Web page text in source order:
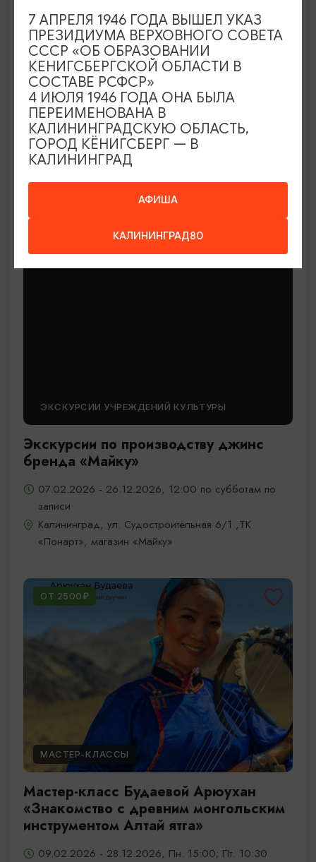
МАСТЕР-КЛАССЫ
Мастер-классы по керамике Елены
Бодяковой
Калининград, ул. Баранова, 45
ЭКСКУРСИИ УЧРЕЖДЕНИЙ КУЛЬТУРЫ
Экскурсии по производству джинс
бренда «Майку»
07.02.2026 - 26.12.2026, 12:00 по субботам по
записи
Калининград, ул. Судостроительная 6/1 ,ТК
«Понарт», магазин «Майку»
ОТ 2500₽
МАСТЕР-КЛАССЫ
Мастер-класс Будаевой Арюухан
«Знакомство с древним монгольским
инструментом Алтай ятга»
09.02.2026 - 28.12.2026, Пн. 15:00; Пт. 10:30
АФИША
КАЛИНИНГРАД80
7 АПРЕЛЯ 1946 ГОДА ВЫШЕЛ УКАЗ
ПРЕЗИДИУМА ВЕРХОВНОГО СОВЕТА
СССР «ОБ ОБРАЗОВАНИИ
КЕНИГСБЕРГСКОЙ ОБЛАСТИ В
СОСТАВЕ РСФСР»
4 ИЮЛЯ 1946 ГОДА ОНА БЫЛА
ПЕРЕИМЕНОВАНА В
КАЛИНИНГРАДСКУЮ ОБЛАСТЬ,
ГОРОД КЁНИГСБЕРГ — В
КАЛИНИНГРАД